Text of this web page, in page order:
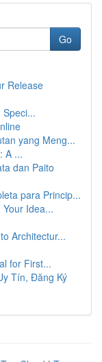
Go
Release
yang Meng...
A ...
dan Paito
para Princip...
Idea...
Architectur...
for First...
Tín, Đăng Ký